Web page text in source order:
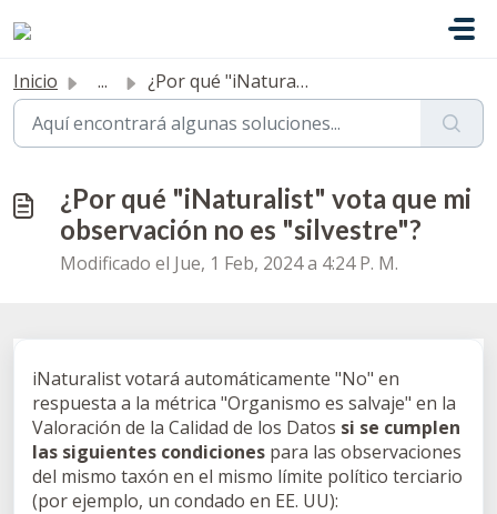
Inicio ... ¿Por qué "iNaturalist" vota que mi observación ...
¿Por qué "iNaturalist" vota que mi
observación no es "silvestre"?
Modificado el Jue, 1 Feb, 2024 a 4:24 P. M.
iNaturalist votará automáticamente "No" en
respuesta a la métrica "Organismo es salvaje" en la
Valoración de la Calidad de los Datos si se cumplen
las siguientes condiciones para las observaciones
del mismo taxón en el mismo límite político terciario
(por ejemplo, un condado en EE. UU):